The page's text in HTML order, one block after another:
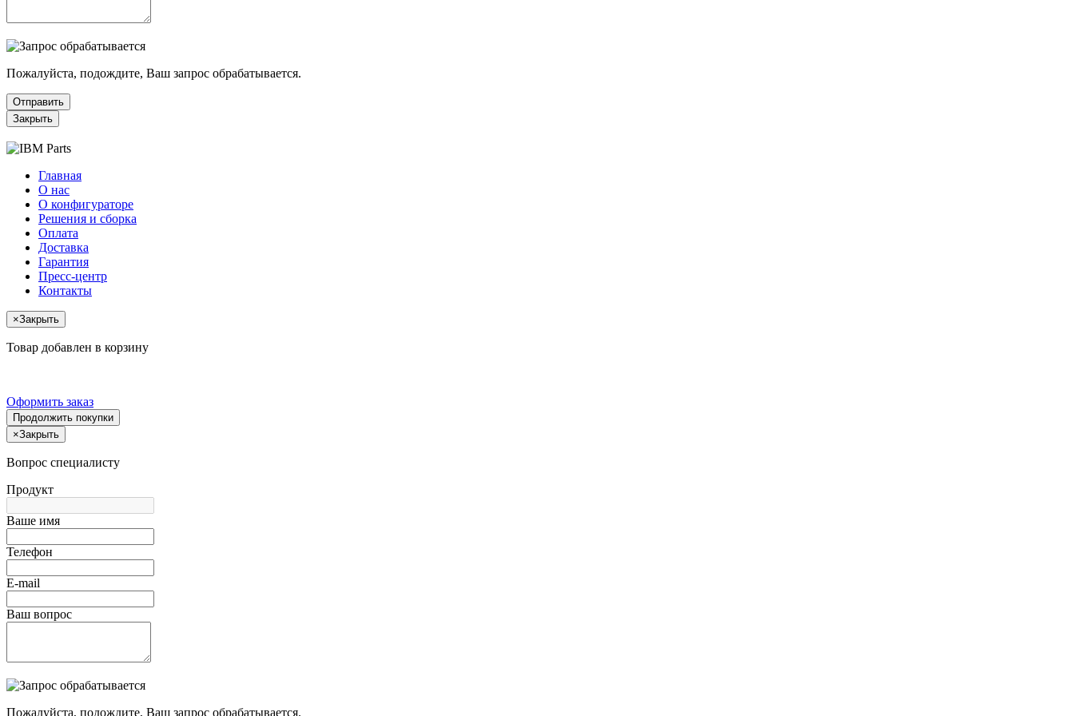
Пожалуйста, подождите, Ваш запрос обрабатывается.
Отправить
Закрыть
Главная
О нас
О конфигураторе
Решения и сборка
Оплата
Доставка
Гарантия
Пресс-центр
Контакты
×Закрыть
Товар добавлен в корзину
Оформить заказ
Продолжить покупки
×Закрыть
Вопрос специалисту
Продукт
Ваше имя
Телефон
E-mail
Ваш вопрос
Пожалуйста, подождите, Ваш запрос обрабатывается.